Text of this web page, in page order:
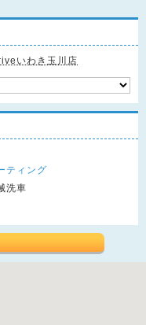
いわき玉川店
ティング
洗車